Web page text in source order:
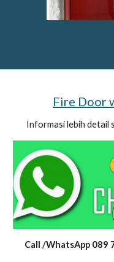
Fire Door
Informasi lebih detail
Call /WhatsApp 089